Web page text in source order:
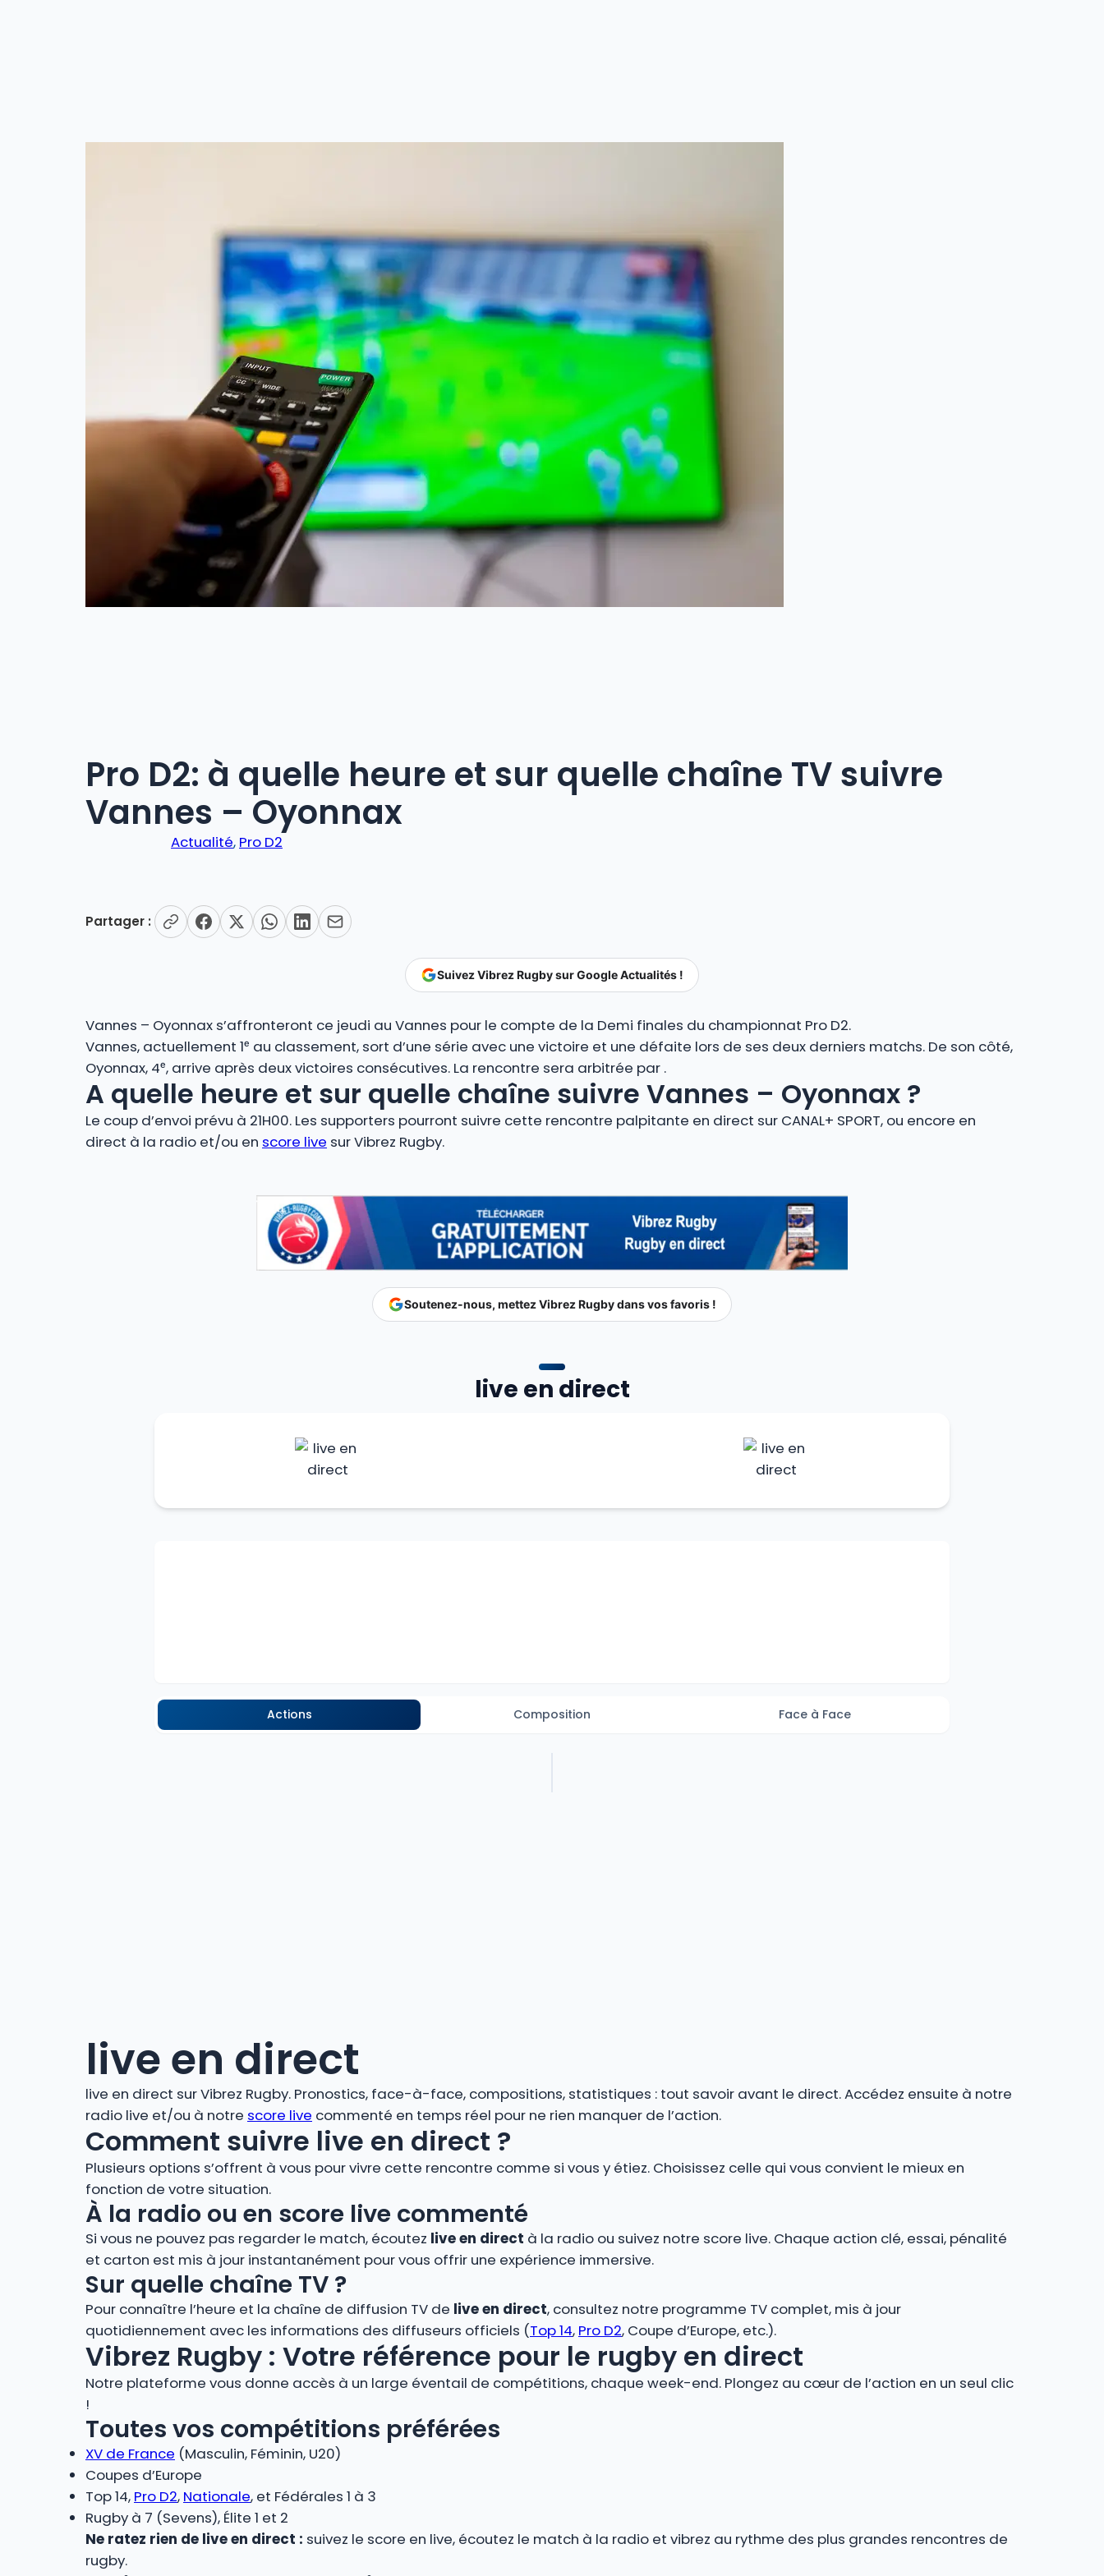
Pro D2: à quelle heure et sur quelle chaîne TV suivre
Vannes – Oyonnax
Actualité, Pro D2
Partager :
Suivez Vibrez Rugby sur Google Actualités !
Vannes – Oyonnax s’affronteront ce jeudi au Vannes pour le compte de la Demi finales du championnat Pro D2.
Vannes, actuellement 1ᵉ au classement, sort d’une série avec une victoire et une défaite lors de ses deux derniers matchs. De son côté,
Oyonnax, 4ᵉ, arrive après deux victoires consécutives. La rencontre sera arbitrée par .
A quelle heure et sur quelle chaîne suivre Vannes – Oyonnax ?
Le coup d’envoi prévu à 21H00. Les supporters pourront suivre cette rencontre palpitante en direct sur CANAL+ SPORT, ou encore en
direct à la radio et/ou en score live sur Vibrez Rugby.
Soutenez-nous, mettez Vibrez Rugby dans vos favoris !
live en direct
Actions Composition Face à Face
live en direct
live en direct sur Vibrez Rugby. Pronostics, face-à-face, compositions, statistiques : tout savoir avant le direct. Accédez ensuite à notre
radio live et/ou à notre score live commenté en temps réel pour ne rien manquer de l’action.
Comment suivre live en direct ?
Plusieurs options s’offrent à vous pour vivre cette rencontre comme si vous y étiez. Choisissez celle qui vous convient le mieux en
fonction de votre situation.
À la radio ou en score live commenté
Si vous ne pouvez pas regarder le match, écoutez live en direct à la radio ou suivez notre score live. Chaque action clé, essai, pénalité
et carton est mis à jour instantanément pour vous offrir une expérience immersive.
Sur quelle chaîne TV ?
Pour connaître l’heure et la chaîne de diffusion TV de live en direct, consultez notre programme TV complet, mis à jour
quotidiennement avec les informations des diffuseurs officiels (Top 14, Pro D2, Coupe d’Europe, etc.).
Vibrez Rugby : Votre référence pour le rugby en direct
Notre plateforme vous donne accès à un large éventail de compétitions, chaque week-end. Plongez au cœur de l’action en un seul clic
!
Toutes vos compétitions préférées
XV de France (Masculin, Féminin, U20)
Coupes d’Europe
Top 14, Pro D2, Nationale, et Fédérales 1 à 3
Rugby à 7 (Sevens), Élite 1 et 2
Ne ratez rien de live en direct : suivez le score en live, écoutez le match à la radio et vibrez au rythme des plus grandes rencontres de
rugby.